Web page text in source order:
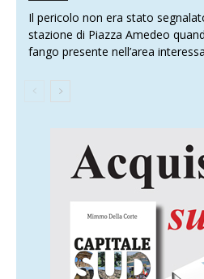
Il pericolo non era stato
stazione di Piazza Amedeo
fango presente nell’area